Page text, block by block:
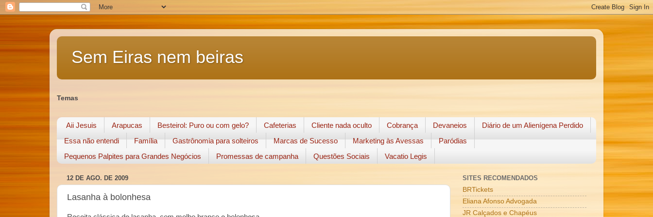
Sem Eiras nem beiras
Temas
Aii Jesuis Arapucas Besteirol: Puro ou com gelo? Cafeterias Cliente nada oculto Cobrança Devaneios
Diário de um Alienígena Perdido
Essa não entendi
Família Gastrônomia para solteiros Marcas de Sucesso Marketing às Avessas
Paródias
Pequenos Palpites para Grandes Negócios
Promessas de campanha Questões Sociais Vacatio Legis
12 DE AGO. DE 2009
Lasanha à bolonhesa
SITES RECOMENDADOS
BRTickets
Eliana Afonso Advogada
JR Calçados e Chapéus